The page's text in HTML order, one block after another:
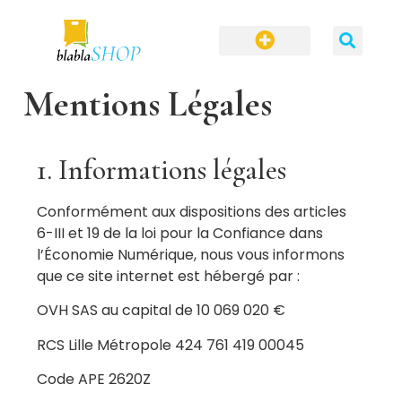
Mentions Légales
1. Informations légales
Conformément aux dispositions des articles
6-III et 19 de la loi pour la Confiance dans
l’Économie Numérique, nous vous informons
que ce site internet est hébergé par :
OVH SAS au capital de 10 069 020 €
RCS Lille Métropole 424 761 419 00045
Code APE 2620Z